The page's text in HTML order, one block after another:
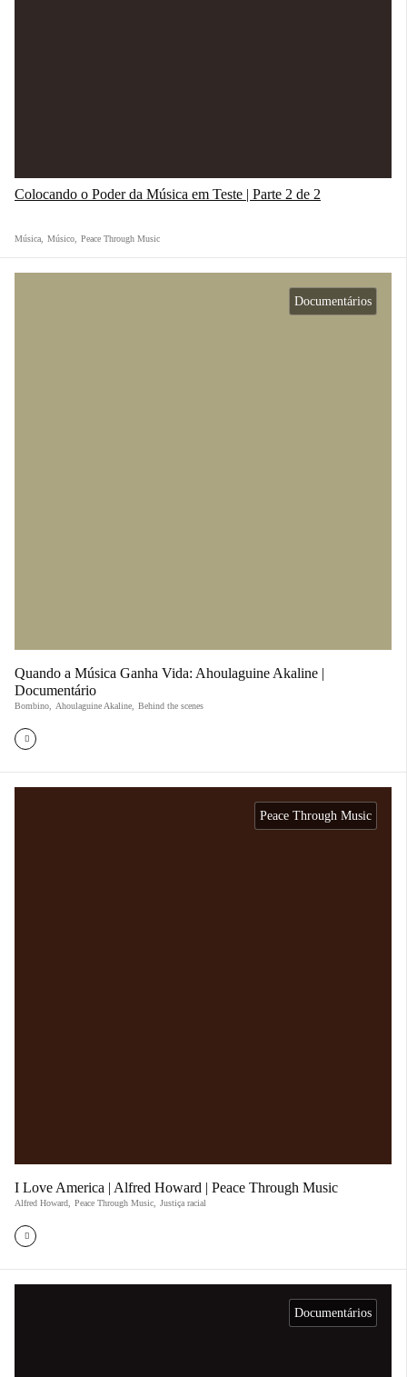
Colocando o Poder da Música em Teste | Parte 2 de 2
Música Músico Peace Through Music
Documentários
Quando a Música Ganha Vida: Ahoulaguine Akaline |
Documentário
Bombino Ahoulaguine Akaline Behind the scenes
Peace Through Music
I Love America | Alfred Howard | Peace Through Music
Alfred Howard Peace Through Music Justiça racial
Documentários